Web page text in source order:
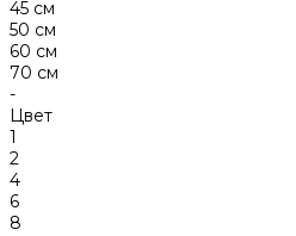
45 см
50 см
60 см
70 см
-
Цвет
1
2
4
6
8